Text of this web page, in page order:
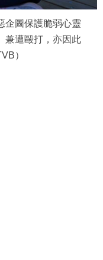
企圖保護脆弱心靈
兼遭毆打，亦因此
）